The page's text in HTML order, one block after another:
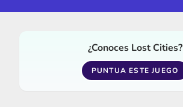
¿Conoces Lost Cities?
PUNTUA ESTE JUEGO